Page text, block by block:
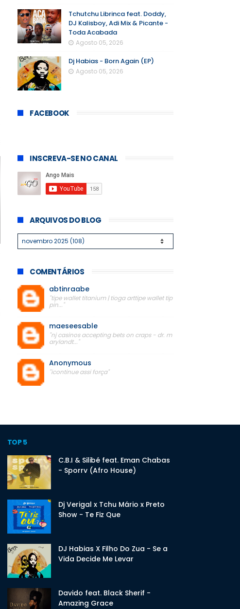
Tchutchu Librinca feat. Doddy,
DJ Kalisboy, Adi Mix & Picante -
Toda Acabada
Agosto 05, 2026
Dj Habias - Born Again (EP)
Agosto 05, 2026
FACEBOOK
INSCREVA-SE NO CANAL
ARQUIVOS DO BLOG
COMENTÁRIOS
abtinraabe
"tipe wallet titanium | tioga arttipe wallet tip
pin..."
maeseesable
"nj casinos accepting bets on craps - dr. m
arylandt..."
Anonymous
"icontinue assi força"
TOP 5
C.B.I & Silibé feat. Eman Chabas
- Sporrv (Afro House)
Dj Verigal x Tchu Mário x Preto
Show - Te Fiz Que
DJ Habias X Filho Do Zua - Se a
Vida Decide Me Levar
Davido feat. Black Sherif -
Amazing Grace